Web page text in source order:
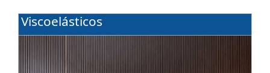
Viscoelásticos